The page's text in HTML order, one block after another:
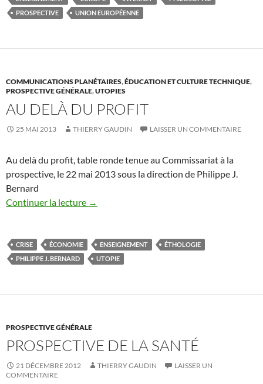
PROSPECTIVE
UNION EUROPÉENNE
COMMUNICATIONS PLANÉTAIRES,ÉDUCATION ET CULTURE TECHNIQUE,
PROSPECTIVE GÉNÉRALE,UTOPIES
AU DELÀ DU PROFIT
25 MAI 2013 THIERRY GAUDIN LAISSER UN COMMENTAIRE
Au delà du profit, table ronde tenue au Commissariat à la
prospective, le 22 mai 2013 sous la direction de Philippe J.
Bernard
Continuer la lecture →
CRISE ÉCONOMIE ENSEIGNEMENT
ÉTHOLOGIE
PHILIPPE J. BERNARD
UTOPIE
PROSPECTIVE GÉNÉRALE
PROSPECTIVE DE LA SANTÉ
21 DÉCEMBRE 2012 THIERRY GAUDIN
LAISSER UN
COMMENTAIRE